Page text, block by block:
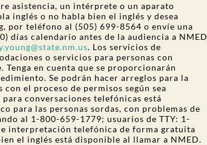
asistencia, un intérprete o un aparato
inglés o no habla bien el inglés y desea
por teléfono al (505) 699-8564 o envíe una
días calendario antes de la audiencia a NMED
. Los servicios de
o servicios para personas con
Tenga en cuenta que se proporcionarán
Se podrán hacer arreglos para la
el proceso de permisos según sea
conversaciones telefónicas está
para las personas sordas, con problemas de
al 1-800-659-1779; usuarios de TTY: 1-
interpretación telefónica de forma gratuita
el inglés está disponible al llamar a NMED.